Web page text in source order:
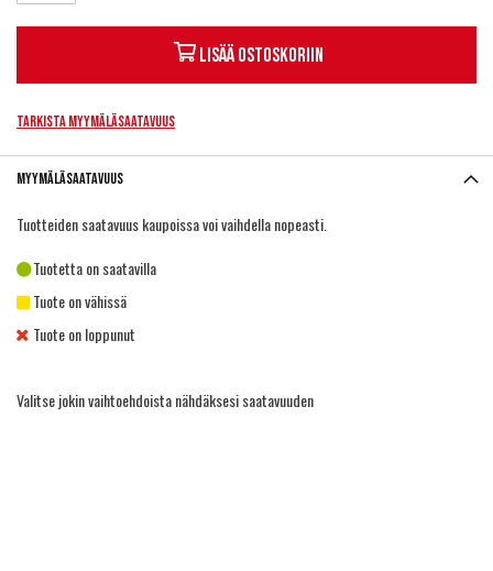
Lisää ostoskoriin
Tarkista myymäläsaatavuus
Myymäläsaatavuus
Tuotteiden saatavuus kaupoissa voi vaihdella nopeasti.
Tuotetta on saatavilla
Tuote on vähissä
Tuote on loppunut
Valitse jokin vaihtoehdoista nähdäksesi saatavuuden